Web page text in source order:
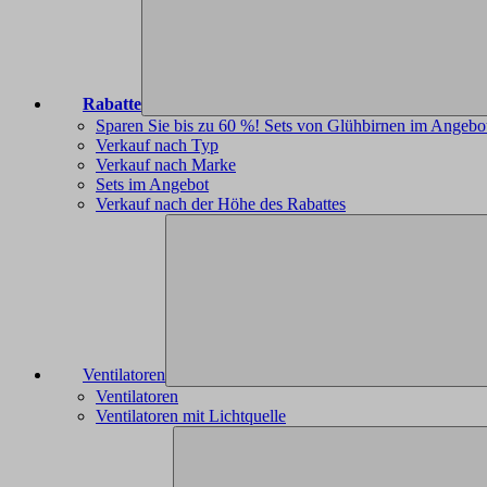
Rabatte
Sparen Sie bis zu 60 %! Sets von Glühbirnen im
Verkauf nach Typ
Verkauf nach Marke
Sets im Angebot
Verkauf nach der Höhe des Rabattes
Ventilatoren
Ventilatoren
Ventilatoren mit Lichtquelle